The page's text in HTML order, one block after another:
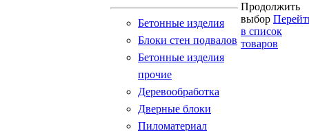
Бетонные изделия
Блоки стен подвалов
Бетонные изделия
прочие
Деревообработка
Дверные блоки
Пиломатериал
Продолжить
выбор
в список
товаров